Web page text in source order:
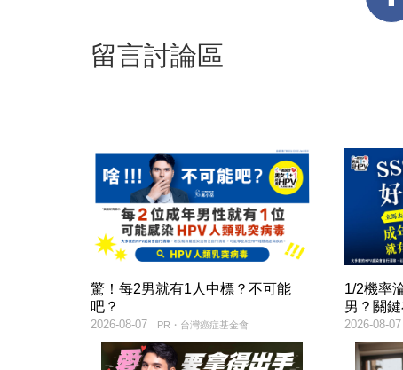
留言討論區
驚！每2男就有1人中標？不可能
吧？
PR・台灣癌症基金會
2026-08-07
1/2機率
男？關
2026-08-07